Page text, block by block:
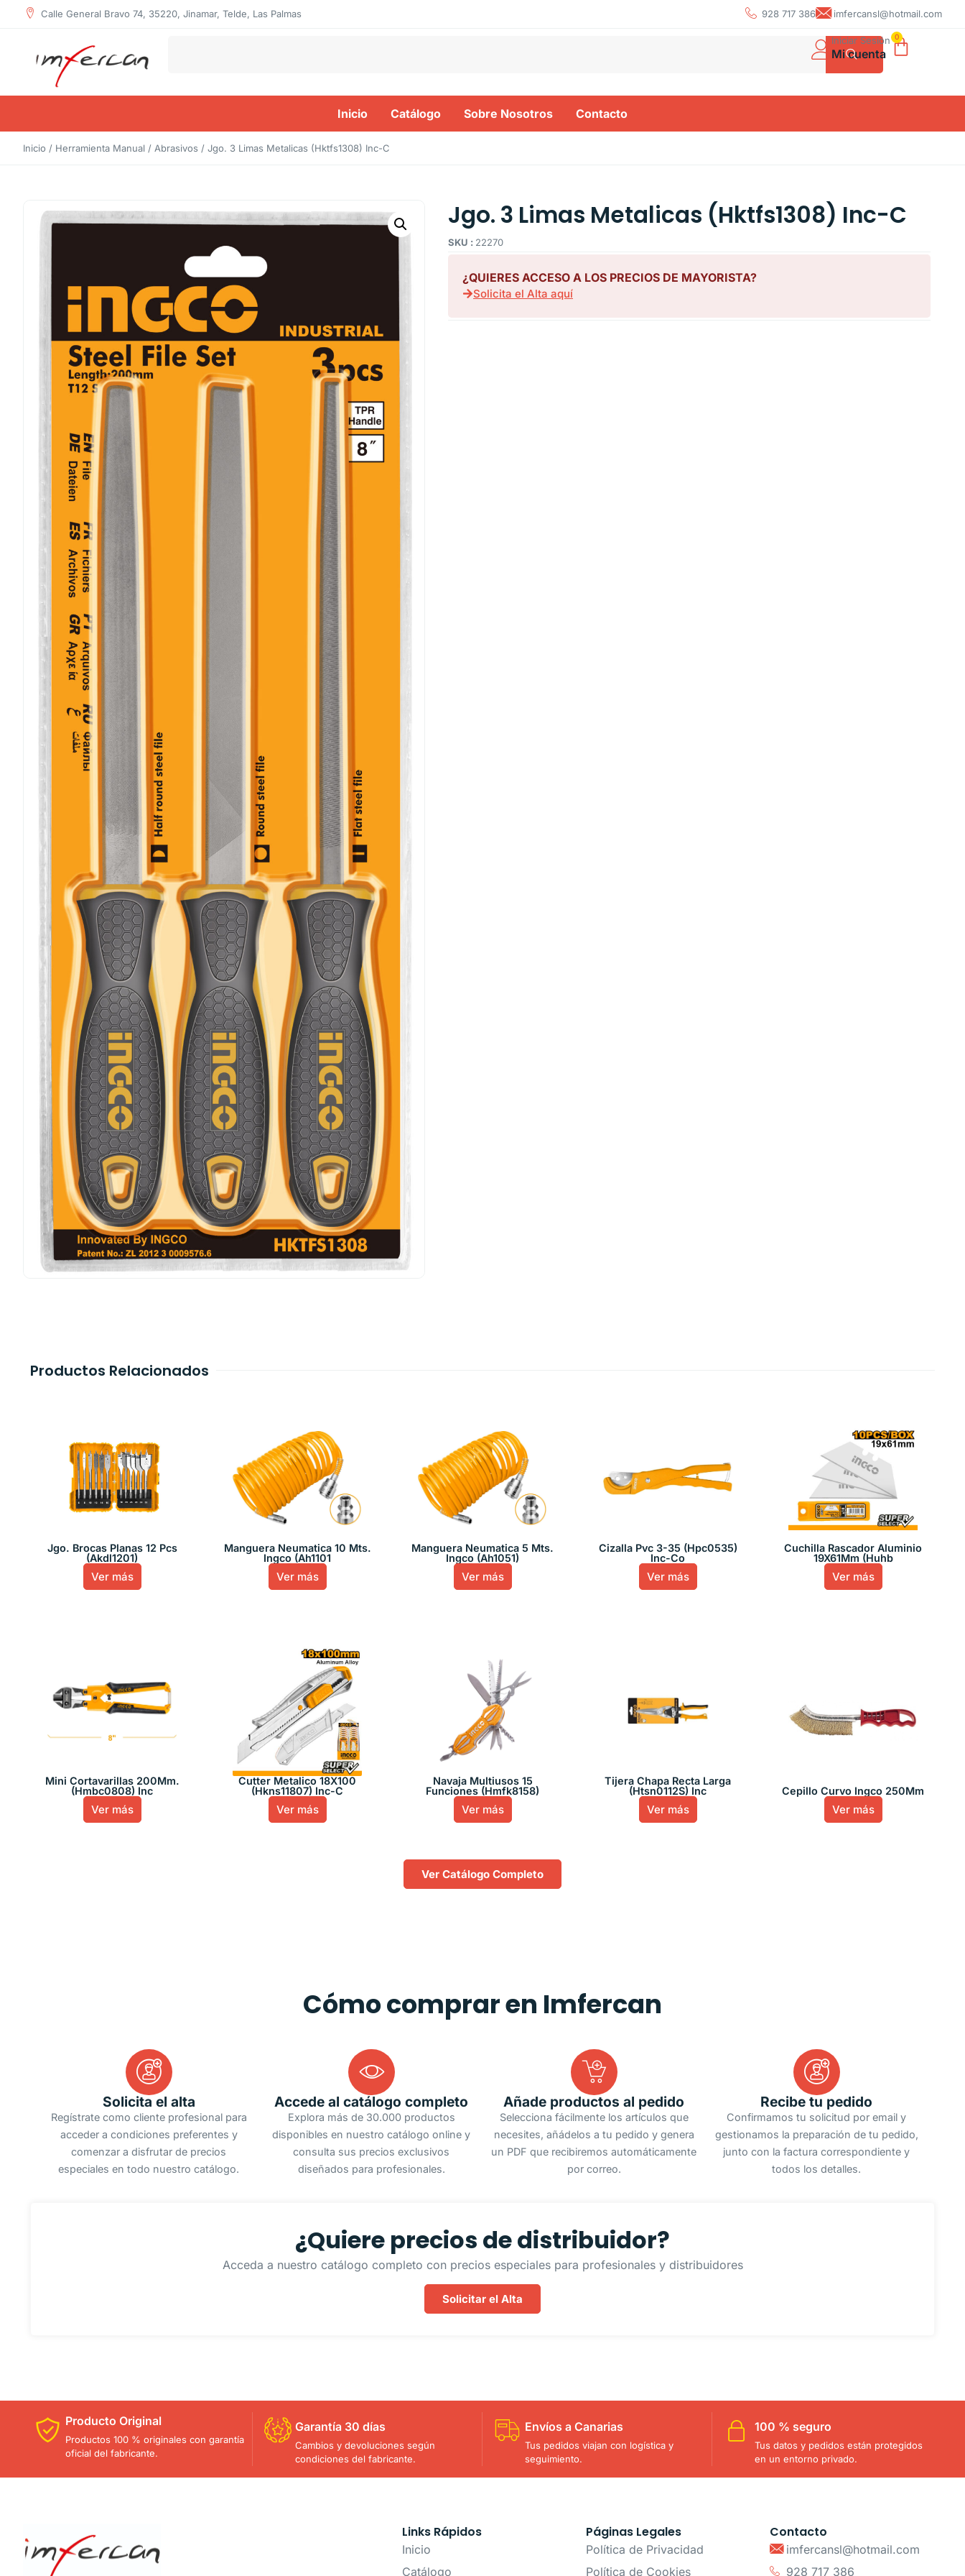
Calle General Bravo 74, 35220, Jinamar, Telde, Las Palmas 928 717 386 imfercansl@hotmail.com
Iniciar Sesión
Mi cuenta
0
Inicio Catálogo Sobre Nosotros Contacto
Inicio / Herramienta Manual / Abrasivos / Jgo. 3 Limas Metalicas (Hktfs1308) Inc-C
Jgo. 3 Limas Metalicas (Hktfs1308) Inc-C
SKU : 22270
¿QUIERES ACCESO A LOS PRECIOS DE MAYORISTA?
Solicita el Alta aquí
Productos Relacionados
Jgo. Brocas Planas 12 Pcs
(Akdl1201)
Ver más
Manguera Neumatica 10 Mts.
Ingco (Ah1101
Ver más
Manguera Neumatica 5 Mts.
Ingco (Ah1051)
Ver más
Cizalla Pvc 3-35 (Hpc0535)
Inc-Co
Ver más
Cuchilla Rascador Aluminio
19X61Mm (Huhb
Ver más
Mini Cortavarillas 200Mm.
(Hmbc0808) Inc
Ver más
Cutter Metalico 18X100
(Hkns11807) Inc-C
Ver más
Navaja Multiusos 15
Funciones (Hmfk8158)
Ver más
Tijera Chapa Recta Larga
(Htsn0112S) Inc
Ver más
Cepillo Curvo Ingco 250Mm
Ver más
Ver Catálogo Completo
Cómo comprar en Imfercan
Solicita el alta
Regístrate como cliente profesional para
acceder a condiciones preferentes y
comenzar a disfrutar de precios
especiales en todo nuestro catálogo.
Accede al catálogo completo
Explora más de 30.000 productos
disponibles en nuestro catálogo online y
consulta sus precios exclusivos
diseñados para profesionales.
Añade productos al pedido
Selecciona fácilmente los artículos que
necesites, añádelos a tu pedido y genera
un PDF que recibiremos automáticamente
por correo.
Recibe tu pedido
Confirmamos tu solicitud por email y
gestionamos la preparación de tu pedido,
junto con la factura correspondiente y
todos los detalles.
¿Quiere precios de distribuidor?
Acceda a nuestro catálogo completo con precios especiales para profesionales y distribuidores
Solicitar el Alta
Producto Original
Productos 100 % originales con garantía
oficial del fabricante.
Garantía 30 días
Cambios y devoluciones según
condiciones del fabricante.
Envíos a Canarias
Tus pedidos viajan con logística y
seguimiento.
100 % seguro
Tus datos y pedidos están protegidos
en un entorno privado.
Links Rápidos
Inicio
Catálogo
Páginas Legales
Política de Privacidad
Política de Cookies
Contacto
imfercansl@hotmail.com
928 717 386